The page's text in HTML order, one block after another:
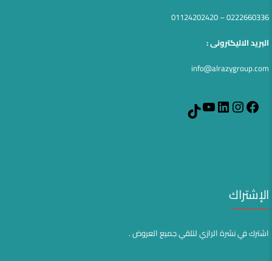
0222660336 – 01124202420
البريد الاليكترونى :
info@alrazygroup.com
Facebook
Instagram
LinkedIn
YouTube
الإشتراك
اشترك في نشرة الرازي لتلقي جميع العروض .